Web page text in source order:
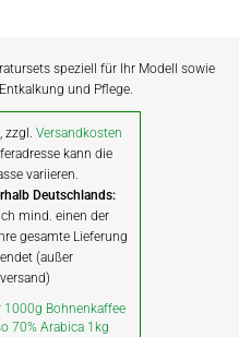
speziell für Ihr Modell sowie
und Pflege.
zzgl.Versandkosten
kann die
variieren.
Deutschlands:
mind. einen der
gesamte Lieferung
(außer
1000g Bohnenkaffee
70% Arabica 1kg